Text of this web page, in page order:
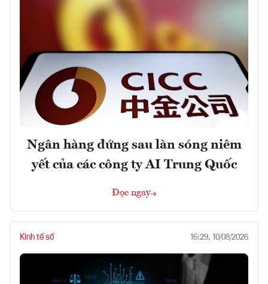
Ngân hàng đứng sau làn sóng niêm
yết của các công ty AI Trung Quốc
Đọc ngay
Kinh tế số 16:29, 10/08/2026